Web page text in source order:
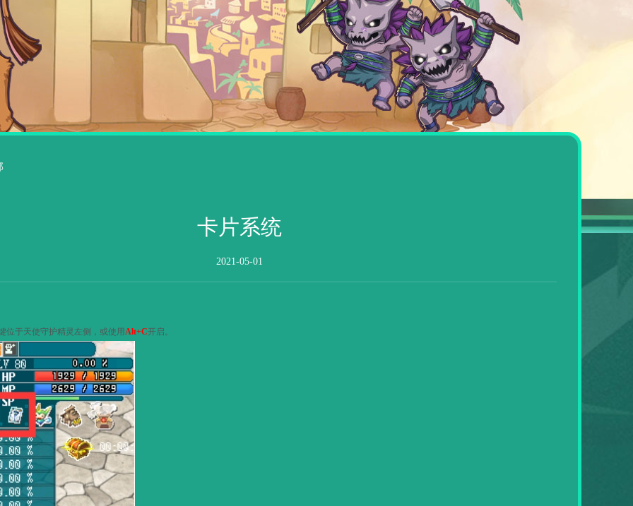
卡片系统
2021-05-01
位于天使守护精灵左侧，或使用Alt+C开启。